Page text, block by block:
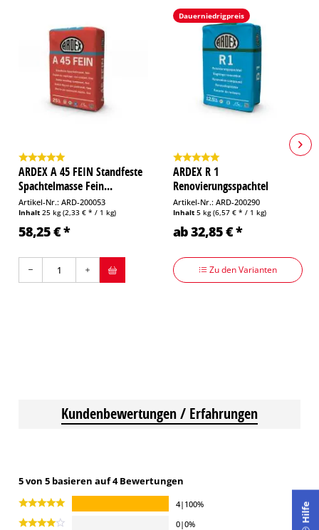
ARDEX A 45 FEIN Standfeste
Spachtelmasse Fein...
Artikel-Nr.: ARD-200053
Inhalt 25 kg(2,33 € * / 1 kg)
58,25 € *
Dauerniedrigpreis
ARDEX R 1
Renovierungsspachtel
Artikel-Nr.: ARD-200290
Inhalt 5 kg(6,57 € * / 1 kg)
ab 32,85 € *
Zu den Varianten
Kundenbewertungen / Erfahrungen
5 von 5 basieren auf 4 Bewertungen
4|100%
0|0%
Hilfe